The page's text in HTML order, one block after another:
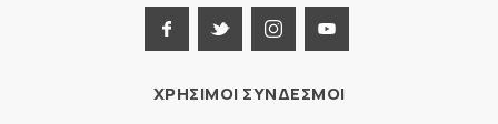
ΧΡΗΣΙΜΟΙ ΣΥΝΔΕΣΜΟΙ